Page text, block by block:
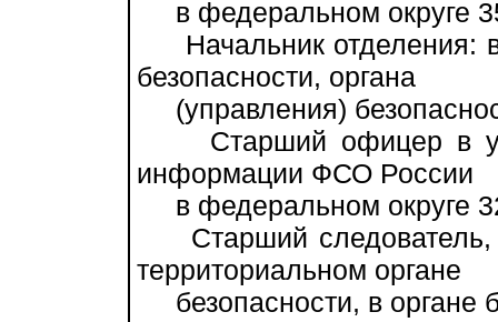
в федеральном округе
Начальник отделения: в
безопасности, органа
(управления)
Старший офицер в
информации ФСО России
в федеральном округе
Старший следователь,
территориальном органе
безопасности, в органе